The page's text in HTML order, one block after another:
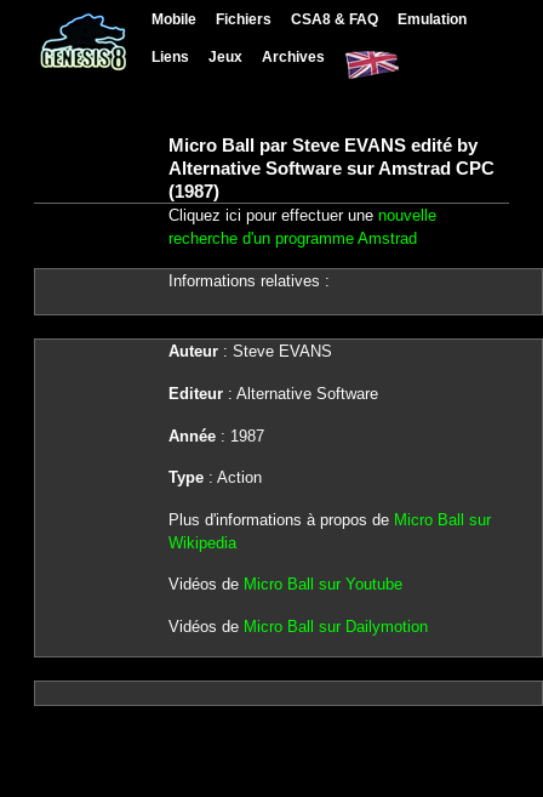
Mobile Fichiers CSA8 & FAQ Emulation
Liens Jeux Archives
Micro Ball par Steve EVANS edité by
Alternative Software sur Amstrad CPC
(1987)
Cliquez ici pour effectuer une nouvelle
recherche d'un programme Amstrad
Informations relatives :
Auteur: Steve EVANS
Editeur: Alternative Software
Année: 1987
Type: Action
Plus d'informations à propos de Micro Ball sur
Wikipedia
Vidéos de Micro Ball sur Youtube
Vidéos de Micro Ball sur Dailymotion